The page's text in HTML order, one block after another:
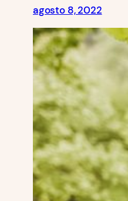
agosto 8, 2022